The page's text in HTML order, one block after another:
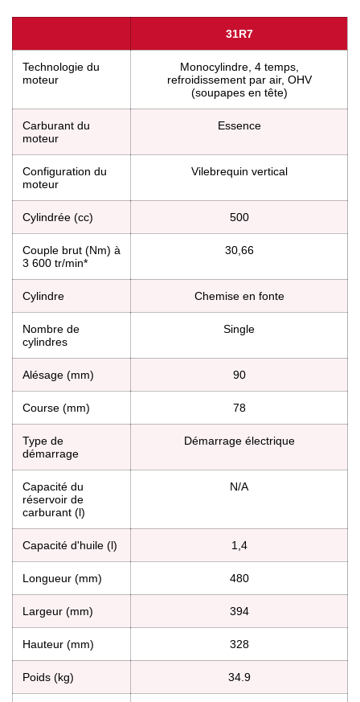
31R7
Technologie du
moteur
Monocylindre, 4 temps,
refroidissement par air, OHV
(soupapes en tête)
Carburant du
moteur
Essence
Configuration du
moteur
Vilebrequin vertical
Cylindrée (cc) 500
Couple brut (Nm) à
3 600 tr/min*
30,66
Cylindre Chemise en fonte
Nombre de
cylindres
Single
Alésage (mm) 90
Course (mm) 78
Type de
démarrage
Démarrage électrique
Capacité du
réservoir de
carburant (l)
N/A
Capacité d'huile (l) 1,4
Longueur (mm) 480
Largeur (mm) 394
Hauteur (mm) 328
Poids (kg) 34.9